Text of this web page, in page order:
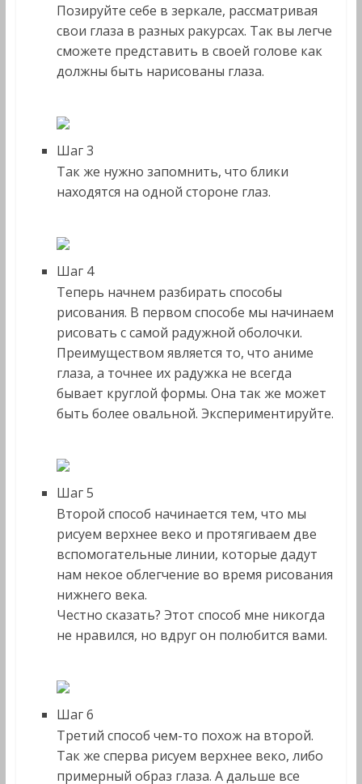
Позируйте себе в зеркале, рассматривая
свои глаза в разных ракурсах. Так вы легче
сможете представить в своей голове как
должны быть нарисованы глаза.
Шаг 3
Так же нужно запомнить, что блики
находятся на одной стороне глаз.
Шаг 4
Теперь начнем разбирать способы
рисования. В первом способе мы начинаем
рисовать с самой радужной оболочки.
Преимуществом является то, что аниме
глаза, а точнее их радужка не всегда
бывает круглой формы. Она так же может
быть более овальной. Экспериментируйте.
Шаг 5
Второй способ начинается тем, что мы
рисуем верхнее веко и протягиваем две
вспомогательные линии, которые дадут
нам некое облегчение во время рисования
нижнего века.
Честно сказать? Этот способ мне никогда
не нравился, но вдруг он полюбится вами.
Шаг 6
Третий способ чем-то похож на второй.
Так же сперва рисуем верхнее веко, либо
примерный образ глаза. А дальше все